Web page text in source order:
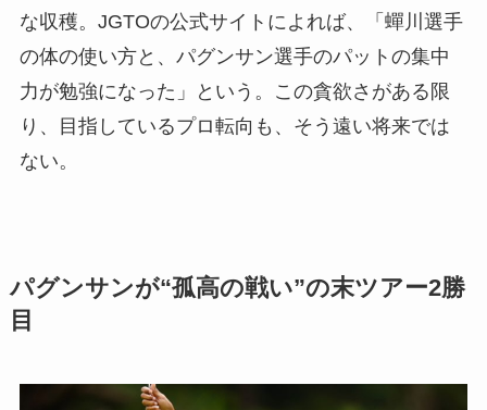
な収穫。JGTOの公式サイトによれば、「蟬川選手
の体の使い方と、パグンサン選手のパットの集中
力が勉強になった」という。この貪欲さがある限
り、目指しているプロ転向も、そう遠い将来では
ない。
パグンサンが“孤高の戦い”の末ツアー2勝
目